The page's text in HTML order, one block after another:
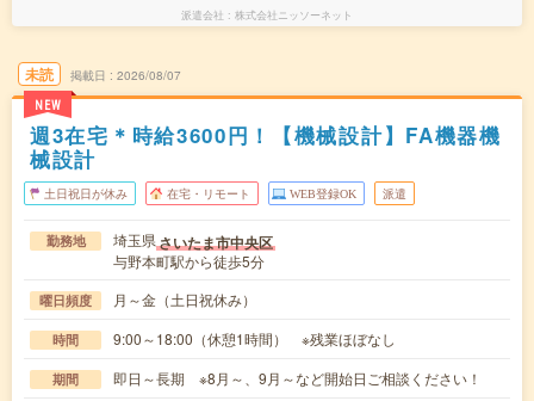
派遣会社 株式会社ニッソーネット
未読
NEW
掲載日 2026/08/07
週3在宅＊時給3600円！【機械設計】FA機器機
械設計
土日祝日が休み 在宅・リモート WEB登録OK 派遣
勤務地 埼玉県さいたま市中央区
与野本町駅から徒歩5分
曜日頻度 月～金（土日祝休み）
時間 9:00～18:00（休憩1時間） ※残業ほぼなし
期間 即日～長期 ※8月～、9月～など開始日ご相談ください！